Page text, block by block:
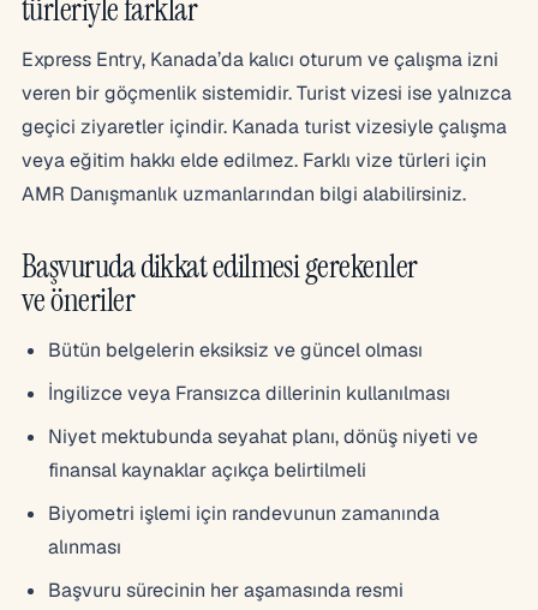
türleriyle farklar
Express Entry, Kanada’da kalıcı oturum ve çalışma izni
veren bir göçmenlik sistemidir. Turist vizesi ise yalnızca
geçici ziyaretler içindir. Kanada turist vizesiyle çalışma
veya eğitim hakkı elde edilmez. Farklı vize türleri için
AMR Danışmanlık uzmanlarından bilgi alabilirsiniz.
Başvuruda dikkat edilmesi gerekenler
ve öneriler
Bütün belgelerin eksiksiz ve güncel olması
İngilizce veya Fransızca dillerinin kullanılması
Niyet mektubunda seyahat planı, dönüş niyeti ve
finansal kaynaklar açıkça belirtilmeli
Biyometri işlemi için randevunun zamanında
alınması
Başvuru sürecinin her aşamasında resmi